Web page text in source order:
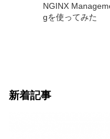
NGINX
gを使ってみた
新着記事